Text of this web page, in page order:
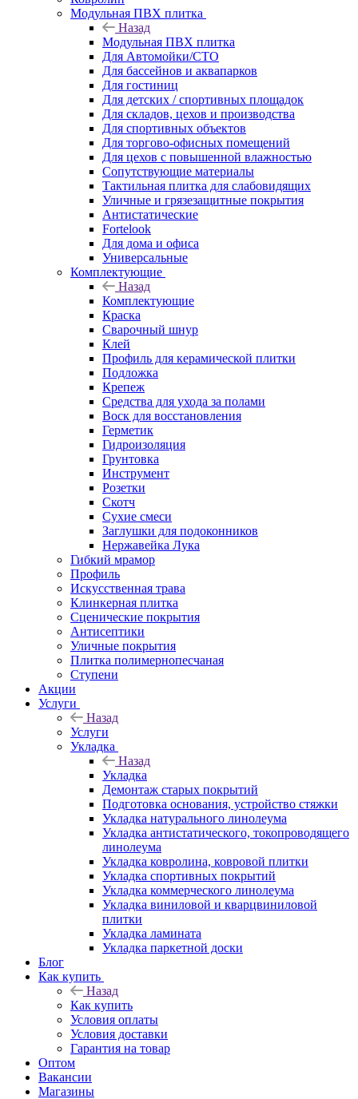
Модульная ПВХ плитка
Назад
Модульная ПВХ плитка
Для Автомойки/СТО
Для бассейнов и аквапарков
Для гостиниц
Для детских / спортивных площадок
Для складов, цехов и производства
Для спортивных объектов
Для торгово-офисных помещений
Для цехов с повышенной влажностью
Сопутствующие материалы
Тактильная плитка для слабовидящих
Уличные и грязезащитные покрытия
Антистатические
Fortelook
Для дома и офиса
Универсальные
Комплектующие
Назад
Комплектующие
Краска
Сварочный шнур
Клей
Профиль для керамической плитки
Подложка
Крепеж
Средства для ухода за полами
Воск для восстановления
Герметик
Гидроизоляция
Грунтовка
Инструмент
Розетки
Скотч
Сухие смеси
Заглушки для подоконников
Нержавейка Лука
Гибкий мрамор
Профиль
Искусственная трава
Клинкерная плитка
Сценические покрытия
Антисептики
Уличные покрытия
Плитка полимернопесчаная
Ступени
Акции
Услуги
Назад
Услуги
Укладка
Назад
Укладка
Демонтаж старых покрытий
Подготовка основания, устройство стяжки
Укладка натурального линолеума
Укладка антистатического, токопроводящего
линолеума
Укладка ковролина, ковровой плитки
Укладка спортивных покрытий
Укладка коммерческого линолеума
Укладка виниловой и кварцвиниловой
плитки
Укладка ламината
Укладка паркетной доски
Блог
Как купить
Назад
Как купить
Условия оплаты
Условия доставки
Гарантия на товар
Оптом
Вакансии
Магазины